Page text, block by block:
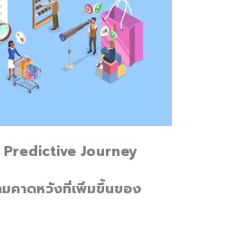
Journey
คาดหวังที่เพิ่มขึ้นของ